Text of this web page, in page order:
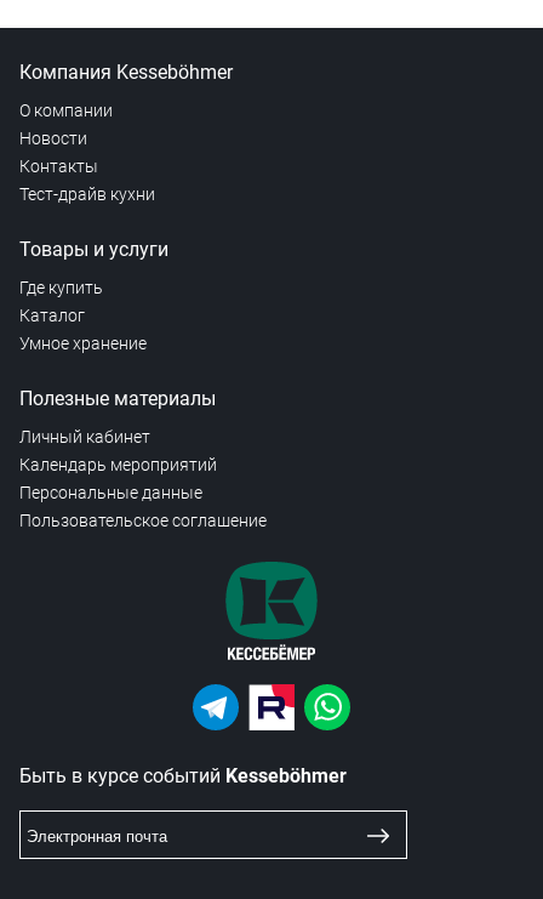
Компания Kesseböhmer
О компании
Новости
Контакты
Тест-драйв кухни
Товары и услуги
Где купить
Каталог
Умное хранение
Полезные материалы
Личный кабинет
Календарь мероприятий
Персональные данные
Пользовательское соглашение
Быть в курсе событий Kesseböhmer